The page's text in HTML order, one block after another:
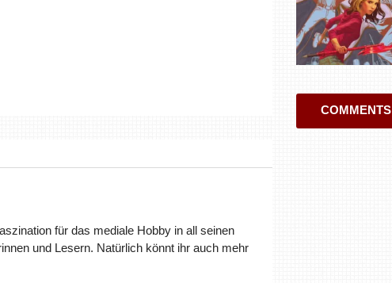
für das mediale Hobby in all seinen
und Lesern. Natürlich könnt ihr auch mehr
COMMENTS